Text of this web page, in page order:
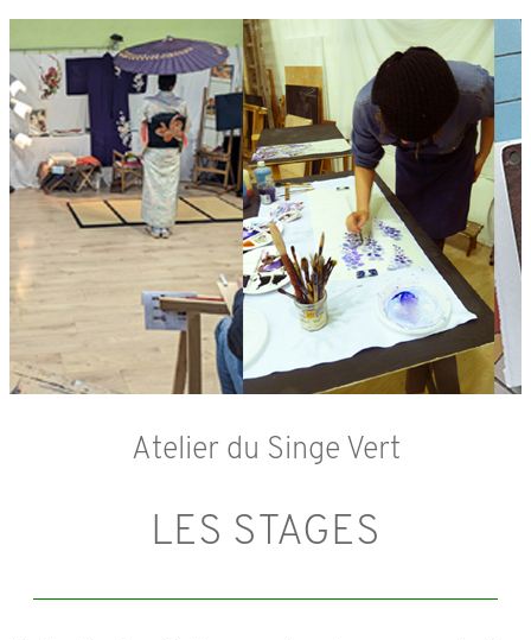
Atelier du Singe Vert
LES STAGES